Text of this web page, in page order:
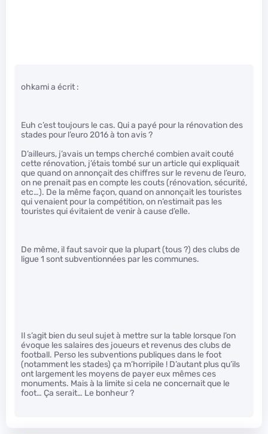
ohkami a écrit :
Euh c’est toujours le cas. Qui a payé pour la rénovation des
stades pour l’euro 2016 à ton avis ?
D’ailleurs, j’avais un temps cherché combien avait couté
cette rénovation, j’étais tombé sur un article qui expliquait
que quand on annonçait des chiffres sur le revenu de l’euro,
on ne prenait pas en compte les couts (rénovation, sécurité,
etc…). De la même façon, quand on annonçait les touristes
qui venaient pour la compétition, on n’estimait pas les
touristes qui évitaient de venir à cause d’elle.
De même, il faut savoir que la plupart (tous ?) des clubs de
ligue 1 sont subventionnées par les communes.
Il s’agit bien du seul sujet à mettre sur la table lorsque l’on
évoque les salaires des joueurs et revenus des clubs de
football. Perso les subventions publiques dans le foot
(notamment les stades) ça m’horripile ! D’autant plus qu’ils
ont largement les moyens de payer eux mêmes ces
monuments. Mais à la limite si cela ne concernait que le
foot… Ça serait… Le bonheur ?